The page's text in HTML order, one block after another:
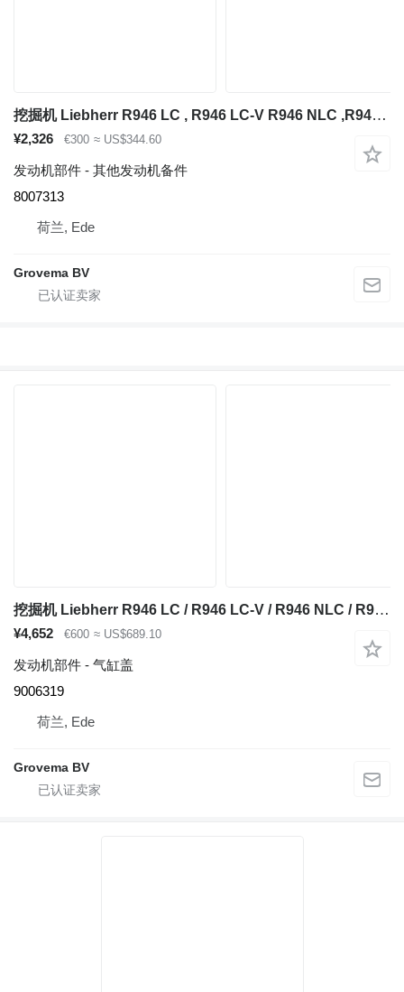
挖掘机 Liebherr R946 LC , R946 LC-V R946 NLC ,R946 S-HD ,R950 S-HD, R946, R946 VH-HD 的 其他发动机备件 Charge Air Line 8007313
¥2,326 €300 ≈ US$344.60
发动机部件 - 其他发动机备件
8007313
荷兰, Ede
Grovema BV
挖掘机 Liebherr R946 LC / R946 LC-V / R946 NLC / R936 LC / R936 的 气缸盖 Liebherr Control Block 9006319
¥4,652 €600 ≈ US$689.10
发动机部件 - 气缸盖
9006319
荷兰, Ede
Grovema BV